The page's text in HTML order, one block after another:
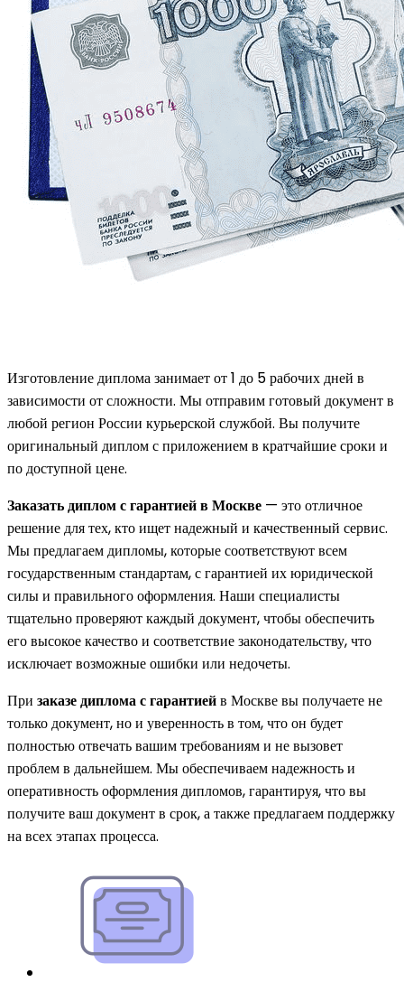
Изготовление диплома занимает от 1 до 5 рабочих дней в
зависимости от сложности. Мы отправим готовый документ в
любой регион России курьерской службой. Вы получите
оригинальный диплом с приложением в кратчайшие сроки и
по доступной цене.
Заказать диплом с гарантией в Москве — это отличное
решение для тех, кто ищет надежный и качественный сервис.
Мы предлагаем дипломы, которые соответствуют всем
государственным стандартам, с гарантией их юридической
силы и правильного оформления. Наши специалисты
тщательно проверяют каждый документ, чтобы обеспечить
его высокое качество и соответствие законодательству, что
исключает возможные ошибки или недочеты.
При заказе диплома с гарантиейв Москве вы получаете не
только документ, но и уверенность в том, что он будет
полностью отвечать вашим требованиям и не вызовет
проблем в дальнейшем. Мы обеспечиваем надежность и
оперативность оформления дипломов, гарантируя, что вы
получите ваш документ в срок, а также предлагаем поддержку
на всех этапах процесса.